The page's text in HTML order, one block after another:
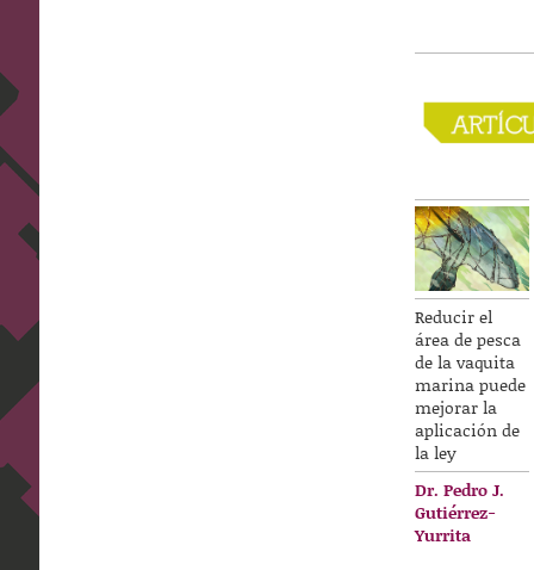
Reducir el
área de pesca
de la vaquita
marina puede
mejorar la
aplicación de
la ley
Dr. Pedro J.
Gutiérrez-
Yurrita